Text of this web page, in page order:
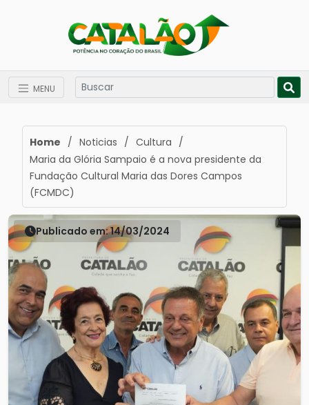
MENU
Home / Noticias / Cultura /
Maria da Glória Sampaio é a nova presidente da
Fundação Cultural Maria das Dores Campos
(FCMDC)
Publicado em: 14/03/2024